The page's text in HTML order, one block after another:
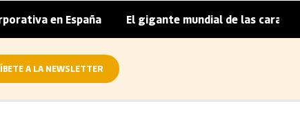
en España | El gigante mundial de las
A LA NEWSLETTER